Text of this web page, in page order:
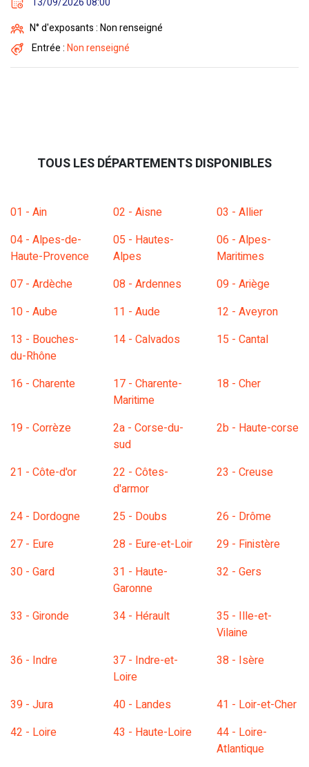
N° d'exposants : Non renseigné
Entrée :Non renseigné
TOUS LES DÉPARTEMENTS DISPONIBLES
01 - Ain 02 - Aisne
03 - Allier
04 - Alpes-de-
Haute-Provence
05 - Hautes-
Alpes
06 - Alpes-
Maritimes
07 - Ardèche
08 - Ardennes
09 - Ariège
10 - Aube
11 - Aude
12 - Aveyron
13 - Bouches-
du-Rhône
14 - Calvados 15 - Cantal
16 - Charente
17 - Charente-
Maritime
18 - Cher
19 - Corrèze
2a - Corse-du-
sud
2b - Haute-corse
21 - Côte-d'or
22 - Côtes-
d'armor
23 - Creuse
24 - Dordogne 25 - Doubs
26 - Drôme
27 - Eure
28 - Eure-et-Loir
29 - Finistère
30 - Gard
31 - Haute-
Garonne
32 - Gers
33 - Gironde 34 - Hérault
35 - Ille-et-
Vilaine
36 - Indre
37 - Indre-et-
Loire
38 - Isère
39 - Jura 40 - Landes
41 - Loir-et-Cher
42 - Loire
43 - Haute-Loire
44 - Loire-
Atlantique